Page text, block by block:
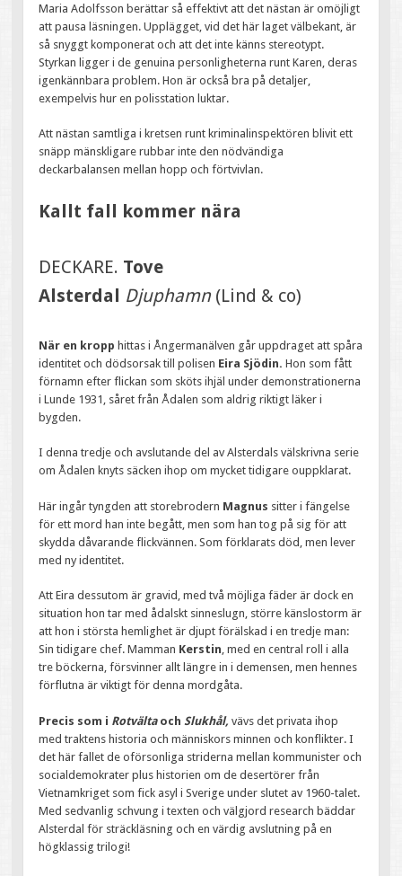
Maria Adolfsson berättar så effektivt att det nästan är omöjligt
att pausa läsningen. Upplägget, vid det här laget välbekant, är
så snyggt komponerat och att det inte känns stereotypt.
Styrkan ligger i de genuina personligheterna runt Karen, deras
igenkännbara problem. Hon är också bra på detaljer,
exempelvis hur en polisstation luktar.
Att nästan samtliga i kretsen runt kriminalinspektören blivit ett
snäpp mänskligare rubbar inte den nödvändiga
deckarbalansen mellan hopp och förtvivlan.
Kallt fall kommer nära
DECKARE. Tove
Alsterdal Djuphamn (Lind & co)
När en kropp hittas i Ångermanälven går uppdraget att spåra
identitet och dödsorsak till polisen Eira Sjödin. Hon som fått
förnamn efter flickan som sköts ihjäl under demonstrationerna
i Lunde 1931, såret från Ådalen som aldrig riktigt läker i
bygden.
I denna tredje och avslutande del av Alsterdals välskrivna serie
om Ådalen knyts säcken ihop om mycket tidigare ouppklarat.
Här ingår tyngden att storebrodern Magnus sitter i fängelse
för ett mord han inte begått, men som han tog på sig för att
skydda dåvarande flickvännen. Som förklarats död, men lever
med ny identitet.
Att Eira dessutom är gravid, med två möjliga fäder är dock en
situation hon tar med ådalskt sinneslugn, större känslostorm är
att hon i största hemlighet är djupt förälskad i en tredje man:
Sin tidigare chef. Mamman Kerstin, med en central roll i alla
tre böckerna, försvinner allt längre in i demensen, men hennes
förflutna är viktigt för denna mordgåta.
Precis som i Rotvälta och Slukhål, vävs det privata ihop
med traktens historia och människors minnen och konflikter. I
det här fallet de oförsonliga striderna mellan kommunister och
socialdemokrater plus historien om de desertörer från
Vietnamkriget som fick asyl i Sverige under slutet av 1960-talet.
Med sedvanlig schvung i texten och välgjord research bäddar
Alsterdal för sträckläsning och en värdig avslutning på en
högklassig trilogi!